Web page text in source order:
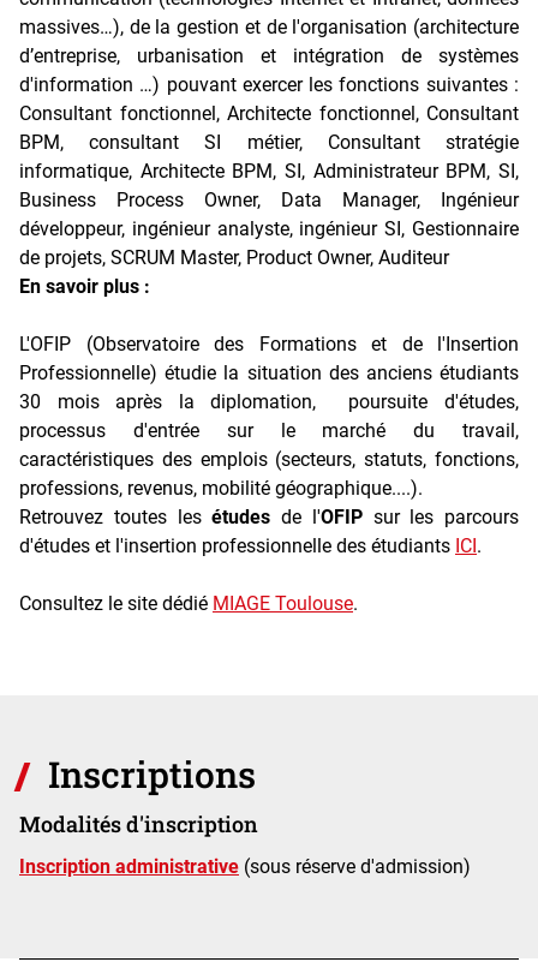
massives…), de la gestion et de l'organisation (architecture
d’entreprise, urbanisation et intégration de systèmes
d'information …) pouvant exercer les fonctions suivantes :
Consultant fonctionnel, Architecte fonctionnel, Consultant
BPM, consultant SI métier, Consultant stratégie
informatique, Architecte BPM, SI, Administrateur BPM, SI,
Business Process Owner, Data Manager, Ingénieur
développeur, ingénieur analyste, ingénieur SI, Gestionnaire
de projets, SCRUM Master, Product Owner, Auditeur
En savoir plus :
L'OFIP (Observatoire des Formations et de l'Insertion
Professionnelle) étudie la situation des anciens étudiants
30 mois après la diplomation, poursuite d'études,
processus d'entrée sur le marché du travail,
caractéristiques des emplois (secteurs, statuts, fonctions,
professions, revenus, mobilité géographique....).
Retrouvez toutes lesétudes de l'OFIPsur les parcours
d'études et l'insertion professionnelle des étudiants ICI .
Consultez le site dédié MIAGE Toulouse.
Inscriptions
Modalités d'inscription
Inscription administrative (sous réserve d'admission)